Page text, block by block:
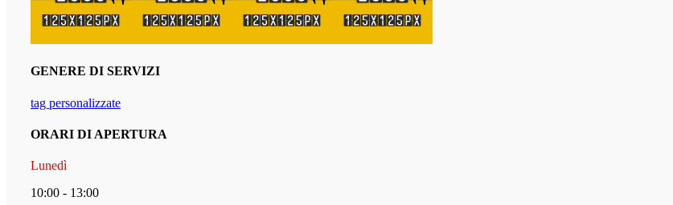
GENERE DI SERVIZI
tag personalizzate
ORARI DI APERTURA
Lunedì
10:00 - 13:00